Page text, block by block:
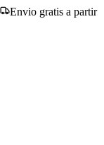
Envio gratis a partir